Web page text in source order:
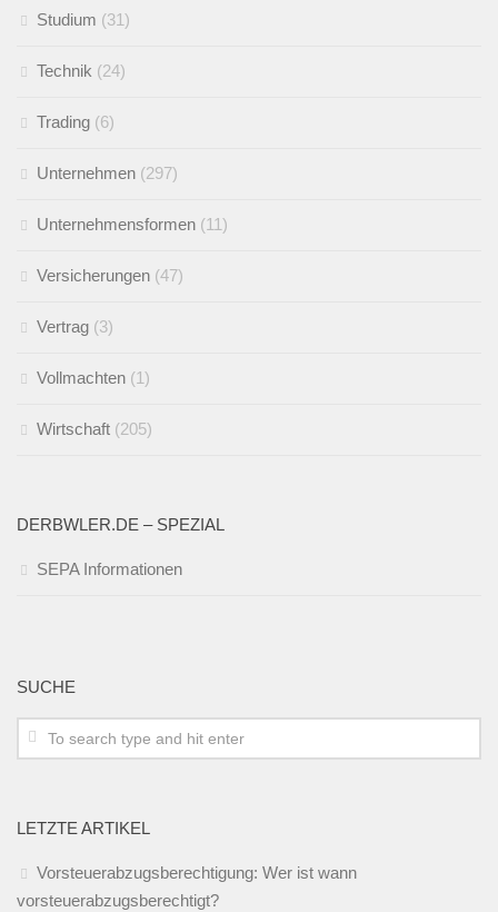
Studium (31)
Technik (24)
Trading (6)
Unternehmen (297)
Unternehmensformen (11)
Versicherungen (47)
Vertrag (3)
Vollmachten (1)
Wirtschaft (205)
DERBWLER.DE – SPEZIAL
SEPA Informationen
SUCHE
LETZTE ARTIKEL
Vorsteuerabzugsberechtigung: Wer ist wann
vorsteuerabzugsberechtigt?